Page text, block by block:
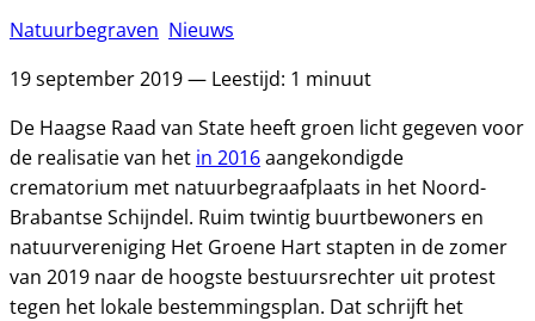
Natuurbegraven Nieuws
19 september 2019 — Leestijd: 1 minuut
De Haagse Raad van State heeft groen licht gegeven voor
de realisatie van het in 2016aangekondigde
crematorium met natuurbegraafplaats in het Noord-
Brabantse Schijndel. Ruim twintig buurtbewoners en
natuurvereniging Het Groene Hart stapten in de zomer
van 2019 naar de hoogste bestuursrechter uit protest
tegen het lokale bestemmingsplan. Dat schrijft het